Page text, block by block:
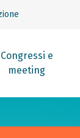
Congressi e
meeting